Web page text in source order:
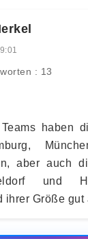
: 13
haben
aber auch
und
ihrer Größe gut